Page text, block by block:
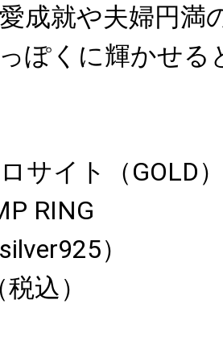
成就や夫婦円満
ぽくに輝かせる
サイト（GOLD
RING
）
込）